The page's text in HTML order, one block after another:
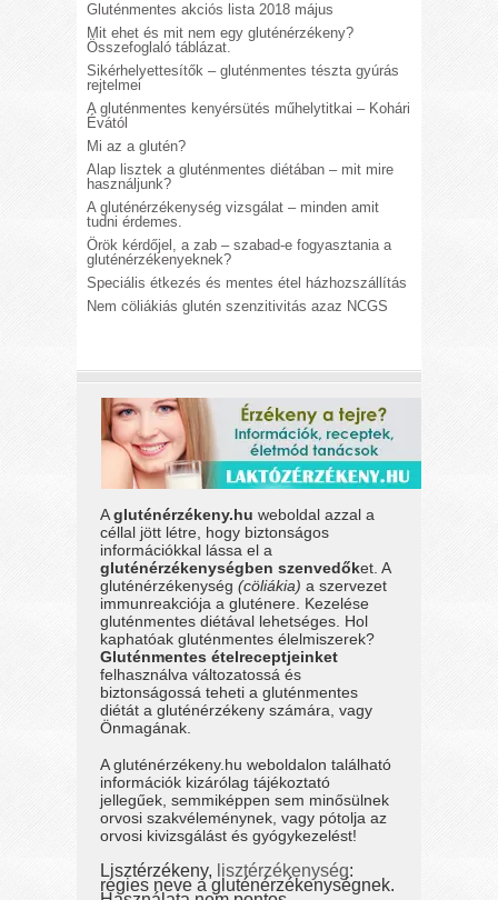
Gluténmentes akciós lista 2018 május
Mit ehet és mit nem egy gluténérzékeny?
Összefoglaló táblázat.
Sikérhelyettesítők – gluténmentes tészta gyúrás
rejtelmei
A gluténmentes kenyérsütés műhelytitkai – Kohári
Évától
Mi az a glutén?
Alap lisztek a gluténmentes diétában – mit mire
használjunk?
A gluténérzékenység vizsgálat – minden amit
tudni érdemes.
Örök kérdőjel, a zab – szabad-e fogyasztania a
gluténérzékenyeknek?
Speciális étkezés és mentes étel házhozszállítás
Nem cöliákiás glutén szenzitivitás azaz NCGS
Agluténérzékeny.hu weboldal azzal a
céllal jött létre, hogy biztonságos
információkkal lássa el a
gluténérzékenységben szenvedőket. A
gluténérzékenység(cöliákia) a szervezet
immunreakciója a gluténere. Kezelése
gluténmentes diétával lehetséges. Hol
kaphatóak gluténmentes élelmiszerek?
Gluténmentes ételreceptjeinket
felhasználva változatossá és
biztonságossá teheti a gluténmentes
diétát a gluténérzékeny számára, vagy
Önmagának.
A gluténérzékeny.hu weboldalon található
információk kizárólag tájékoztató
jellegűek, semmiképpen sem minősülnek
orvosi szakvéleménynek, vagy pótolja az
orvosi kivizsgálást és gyógykezelést!
Lisztérzékeny, lisztérzékenység:
régies neve a gluténérzékenységnek.